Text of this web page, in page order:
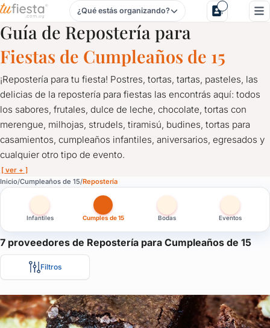
Repostería para Cumpleaños de 15 en Uruguay
¿Qué estás organizando?
Guía de Repostería para
Fiestas de Cumpleaños de 15
¡Repostería para tu fiesta! Postres, tortas, tartas, pasteles, las
delicias de la repostería para fiestas las encontrás aquí: todos
los sabores, frutales, dulce de leche, chocolate, tortas con
merengue, milhojas, strudels, tiramisú, budines, tortas para
casamientos, cumpleaños infantiles, aniversarios, egresados y
cualquier otro tipo de evento.
[ ver + ]
Inicio Cumpleaños de 15 Repostería
Infantiles Cumples de 15 Bodas Eventos
7 proveedores de Repostería para Cumpleaños de 15
Filtros
Repostería para Cumpleaños de 15 en Uruguay
¡Repostería para tu fiesta! Postres, tortas, tartas, pasteles,
Tortas de uno, dos, tres pisos… ¡y más!
Contactate con los reposteros más importantes a través de